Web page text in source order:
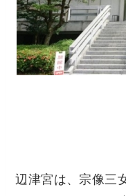
辺津宮は、宗像三